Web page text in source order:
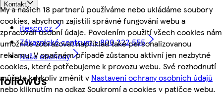
My a našich 18 partnerů používáme nebo ukládáme soubory
cookies, abychom zajistili správné fungování webu a
zpracovali osobní údaje. Povolením použití všech cookies nám
umožníte zobrazovat například také personalizovanou
reklamu. V opačném případě zůstanou aktivní jen nezbytné
cookies, které potřebujeme k provozu webu. Své rozhodnutí
můžete kdykoliv změnit v Nastavení ochrany osobních údajů
nebo kliknutím na odkaz Soukromí a cookies v patičce webu.
Kontakt
itesco.cz
Zákaznické centrum - 800 222 555
Naše obchody
followUs